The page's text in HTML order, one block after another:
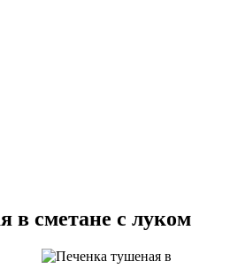
в сметане с луком